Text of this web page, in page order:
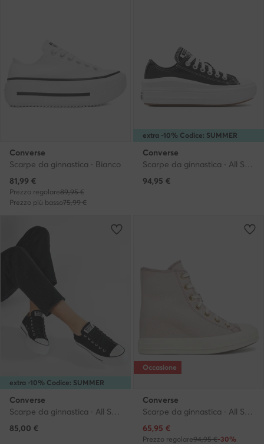
Converse
Scarpe da ginnastica · Bianco
Prezzo attuale
81,99 €
Prezzo regolare89,95 €
Prezzo più basso75,99 €
extra -10% Codice: SUMMER
Converse
Scarpe da ginnastica · All Star · Nero
94,95 €
extra -10% Codice: SUMMER
Converse
Scarpe da ginnastica · All Star · Nero
85,00 €
Occasione
Converse
Scarpe da ginnastica · All Star · Rosa
Prezzo attuale
65,95 €
Prezzo regolare94,95 €-30%